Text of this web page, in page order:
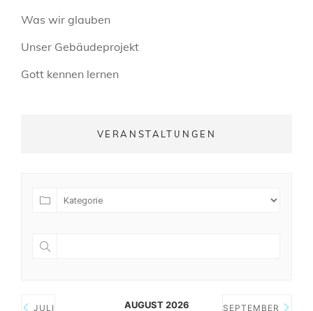
Was wir glauben
Unser Gebäudeprojekt
Gott kennen lernen
VERANSTALTUNGEN
JULI AUGUST 2026 SEPTEMBER